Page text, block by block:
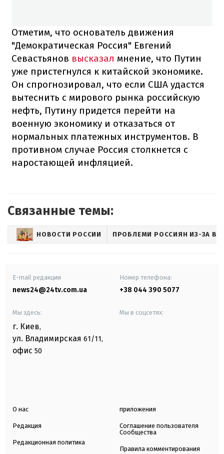
Отметим, что основатель движения
"Демократическая Россия" Евгений
Севастьянов высказал мнение, что Путин
уже пристегнулся к китайской экономике.
Он спрогнозировал, что если США удастся
вытеснить с мирового рынка российскую
нефть, Путину придется перейти на
военную экономику и отказаться от
нормальных платежных инструментов. В
противном случае Россия столкнется с
наростающей инфляцией.
Связанные темы:
НОВОСТИ РОССИИ ПРОБЛЕМИ РОССИЯН ИЗ-ЗА
E-mail редакции
news24@24tv.com.ua
Номер телефона:
+38 044 390 5077
Мы здесь:
г. Киев,
ул. Владимирская 61/11,
офис 50
Мы в соцсетях:
О нас
Редакция
Редакционная политика
приложения
Соглашение пользователя
Сообщества
Правила комментирования